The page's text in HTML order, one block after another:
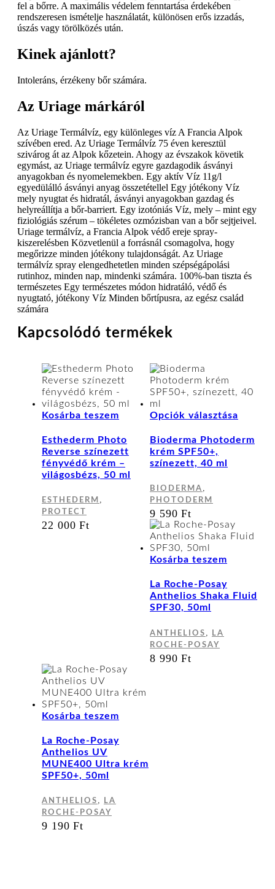
fel a bőrre. A maximális védelem fenntartása érdekében
rendszeresen ismételje használatát, különösen erős izzadás,
úszás vagy törölközés után.
Kinek ajánlott?
Intoleráns, érzékeny bőr számára.
Az Uriage márkáról
Az Uriage Termálvíz, egy különleges víz A Francia Alpok
szívében ered. Az Uriage Termálvíz 75 éven keresztül
szivárog át az Alpok kőzetein. Ahogy az évszakok követik
egymást, az Uriage termálvíz egyre gazdagodik ásványi
anyagokban és nyomelemekben. Egy aktív Víz 11g/l
egyedülálló ásványi anyag összetétellel Egy jótékony Víz
mely nyugtat és hidratál, ásványi anyagokban gazdag és
helyreállítja a bőr-barriert. Egy izotóniás Víz, mely – mint egy
fiziológiás szérum – tökéletes ozmózisban van a bőr sejtjeivel.
Uriage termálvíz, a Francia Alpok védő ereje spray-
kiszerelésben Közvetlenül a forrásnál csomagolva, hogy
megőrizze minden jótékony tulajdonságát. Az Uriage
termálvíz spray elengedhetetlen minden szépségápolási
rutinhoz, minden nap, mindenki számára. 100%-ban tiszta és
természetes Egy természetes módon hidratáló, védő és
nyugtató, jótékony Víz Minden bőrtípusra, az egész család
számára
Kapcsolódó termékek
Kosárba teszem
Esthederm Photo
Reverse színezett
fényvédő krém –
világosbézs, 50 ml
ESTHEDERM ,
PROTECT
22 000Ft
Opciók választása
Bioderma Photoderm
krém SPF50+,
színezett, 40 ml
BIODERMA ,
PHOTODERM
9 590Ft
Kosárba teszem
La Roche-Posay
Anthelios Shaka Fluid
SPF30, 50ml
ANTHELIOS ,
LA
ROCHE-POSAY
8 990Ft
Kosárba teszem
La Roche-Posay
Anthelios UV
MUNE400 Ultra krém
SPF50+, 50ml
ANTHELIOS ,
LA
ROCHE-POSAY
9 190Ft